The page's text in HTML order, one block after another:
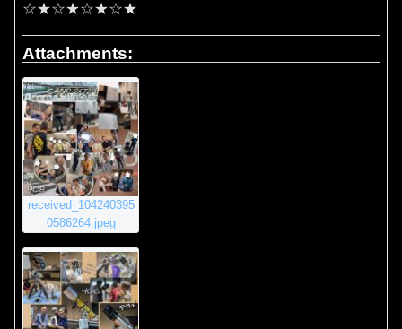
☆★☆★☆★☆★
Attachments:
received_104240395
0586264.jpeg